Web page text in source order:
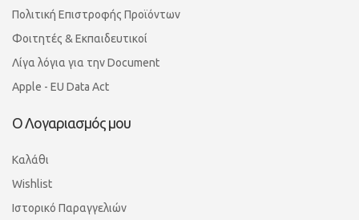
Πολιτική Επιστροφής Προϊόντων
Φοιτητές & Εκπαιδευτικοί
Λίγα λόγια για την Document
Apple - EU Data Act
Ο Λογαριασμός μου
Καλάθι
Wishlist
Ιστορικό Παραγγελιών